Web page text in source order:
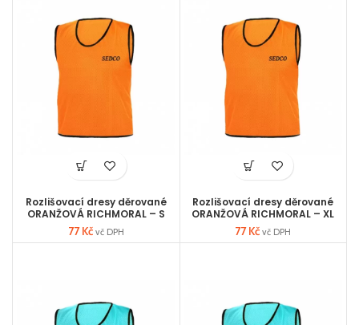
Rozlišovací dresy děrované
ORANŽOVÁ RICHMORAL – S
77Kč vč DPH
Rozlišovací dresy děrované
ORANŽOVÁ RICHMORAL – XL
77Kč vč DPH